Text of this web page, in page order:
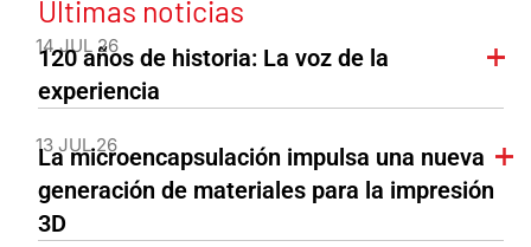
Últimas noticias
14 JUL 26
120 años de historia: La voz de la
experiencia
13 JUL 26
La microencapsulación impulsa una nueva
generación de materiales para la impresión
3D